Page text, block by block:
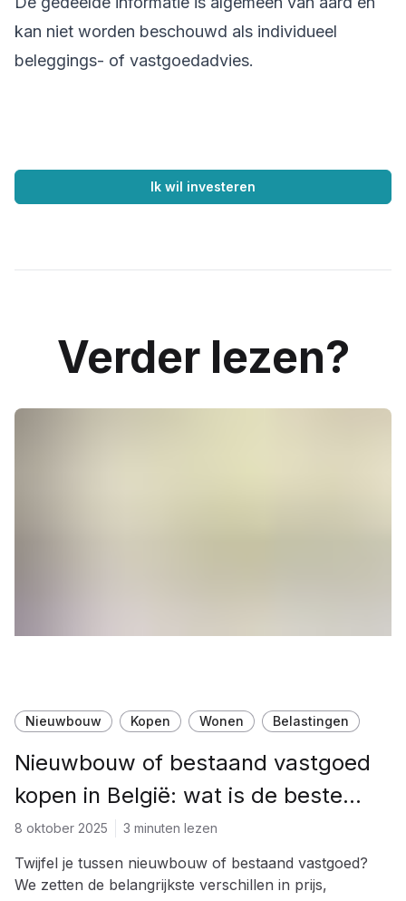
kan niet worden beschouwd als individueel
beleggings- of vastgoedadvies.
Ik wil investeren
Verder lezen?
Nieuwbouw Kopen Wonen Belastingen
Nieuwbouw of bestaand vastgoed
kopen in België: wat is de beste
keuze?
8 oktober 2025 3 minuten lezen
Twijfel je tussen nieuwbouw of bestaand vastgoed?
We zetten de belangrijkste verschillen in prijs,